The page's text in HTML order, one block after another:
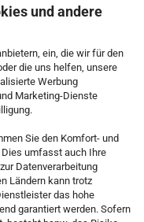
und andere
ein, die wir für den
die uns helfen, unsere
Werbung
Marketing-Dienste
Sie den Komfort- und
umfasst auch Ihre
Datenverarbeitung
Ländern kann trotz
das hohe
garantiert werden. Sofern